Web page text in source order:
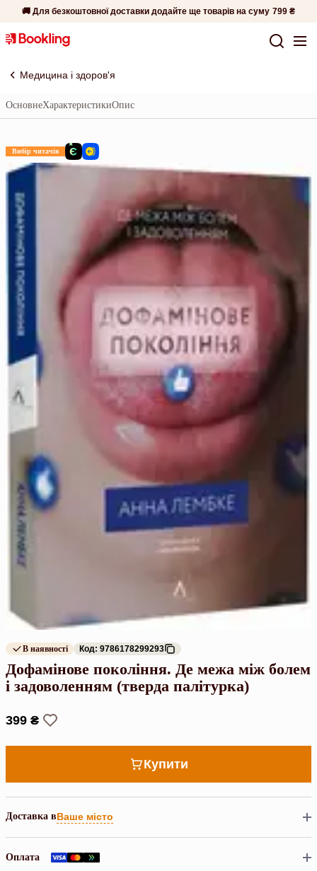
🚚 Для безкоштовної доставки додайте ще товарів на суму 799 ₴
Медицина і здоров'я
ОсновнеХарактеристикиОпис
Вибір читачів
В наявності Код: 9786178299293
Дофамінове покоління. Де межа між болем
і задоволенням (тверда палітурка)
399 ₴
Купити
Доставка вВаше місто
Оплата